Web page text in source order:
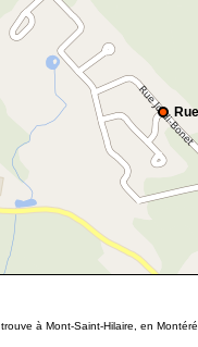
à Mont-Saint-Hilaire, en